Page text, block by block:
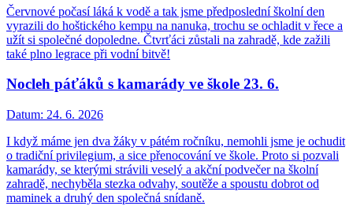
Červnové počasí láká k vodě a tak jsme předposlední školní den
vyrazili do hoštického kempu na nanuka, trochu se ochladit v řece a
užít si společné dopoledne. Čtvrťáci zůstali na zahradě, kde zažili
také plno legrace při vodní bitvě!
Nocleh páťáků s kamarády ve škole 23. 6.
Datum: 24. 6. 2026
I když máme jen dva žáky v pátém ročníku, nemohli jsme je ochudit
o tradiční privilegium, a sice přenocování ve škole. Proto si pozvali
kamarády, se kterými strávili veselý a akční podvečer na školní
zahradě, nechyběla stezka odvahy, soutěže a spoustu dobrot od
maminek a druhý den společná snídaně.